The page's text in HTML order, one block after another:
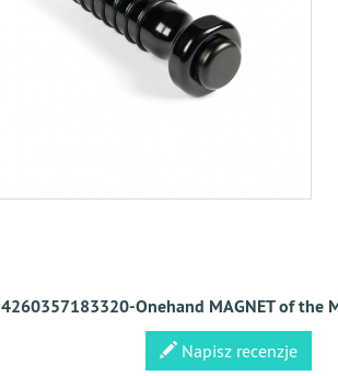
4260357183320-Onehand MAGNET of the
Napisz recenzje